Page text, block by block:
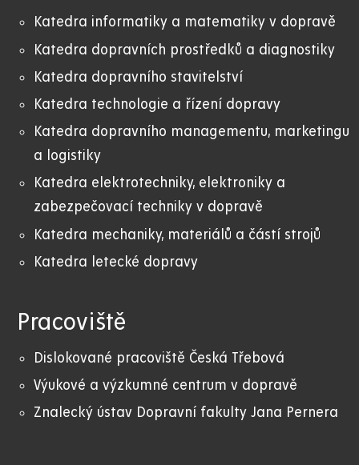
Katedra informatiky a matematiky v dopravě
Katedra dopravních prostředků a diagnostiky
Katedra dopravního stavitelství
Katedra technologie a řízení dopravy
Katedra dopravního managementu, marketingu
a logistiky
Katedra elektrotechniky, elektroniky a
zabezpečovací techniky v dopravě
Katedra mechaniky, materiálů a částí strojů
Katedra letecké dopravy
Pracoviště
Dislokované pracoviště Česká Třebová
Výukové a výzkumné centrum v dopravě
Znalecký ústav Dopravní fakulty Jana Pernera